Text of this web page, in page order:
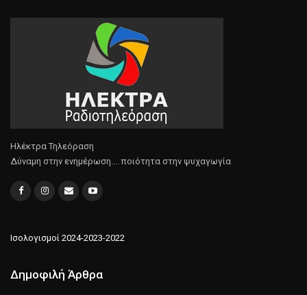
Ηλέκτρα Τηλεόραση
Δύναμη στην ενημέρωση.... ποιότητα στην ψυχαγωγία
Ισολογισμοί 2024-2023-2022
Δημοφιλή Άρθρα